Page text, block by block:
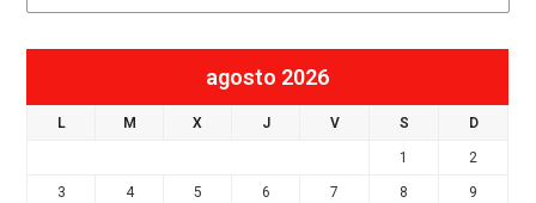
agosto 2026
L M X J V S D
1 2
3 4 5 6 7 8 9